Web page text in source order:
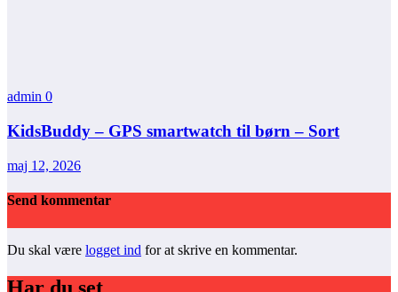
admin 0
KidsBuddy – GPS smartwatch til børn – Sort
maj 12, 2026
Send kommentar
Du skal være logget ind for at skrive en kommentar.